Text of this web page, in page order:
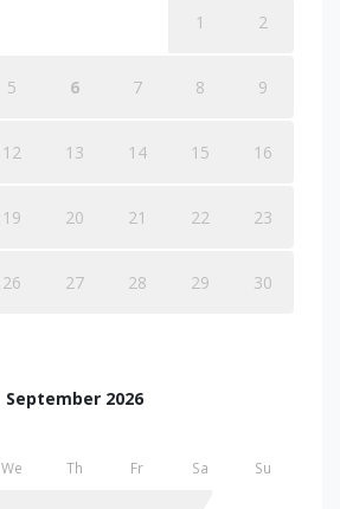
1 2
5 6 7 8 9
12 13 14 15 16
19 20 21 22 23
26 27 28 29 30
September 2026
We Th Fr Sa Su